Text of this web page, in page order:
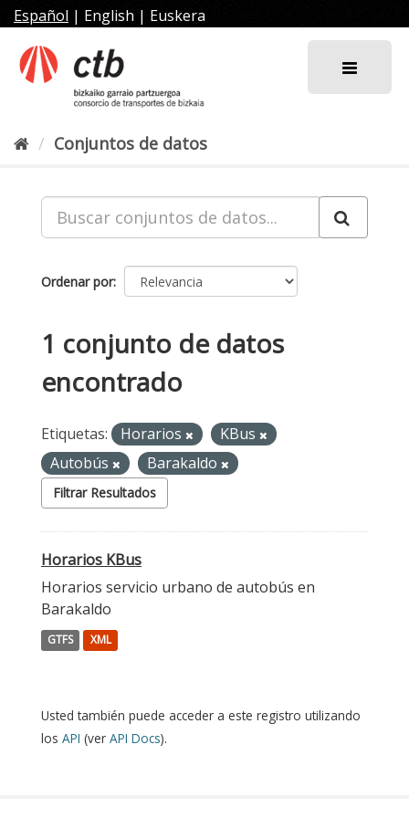
al
contenido
Español | English | Euskera
Conjuntos de datos
Ordenar por
1 conjunto de datos
encontrado
Etiquetas: Horarios
KBus
Autobús
Barakaldo
Filtrar Resultados
Horarios KBus
Horarios servicio urbano de autobús en
Barakaldo
GTFS XML
Usted también puede acceder a este registro utilizando
los API (ver API Docs).